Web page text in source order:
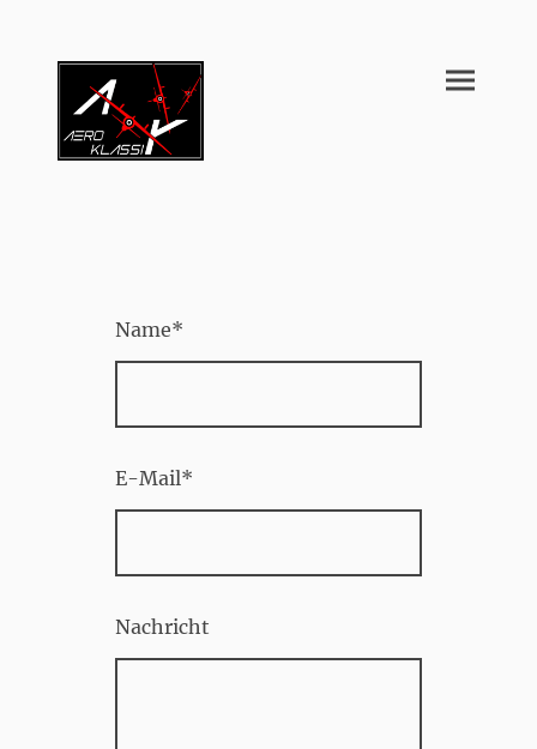
Name*
E-Mail*
Nachricht